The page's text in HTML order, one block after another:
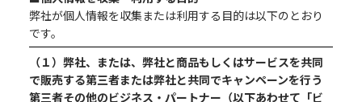
弊社が個人情報を収集または利用する目的は以下のとおり
です。
（１）弊社、または、弊社と商品もしくはサービスを共同
で販売する第三者または弊社と共同でキャンペーンを行う
第三者その他のビジネス・パートナー（以下あわせて「ビ